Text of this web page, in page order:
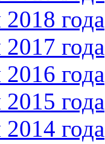
года
года
года
года
года